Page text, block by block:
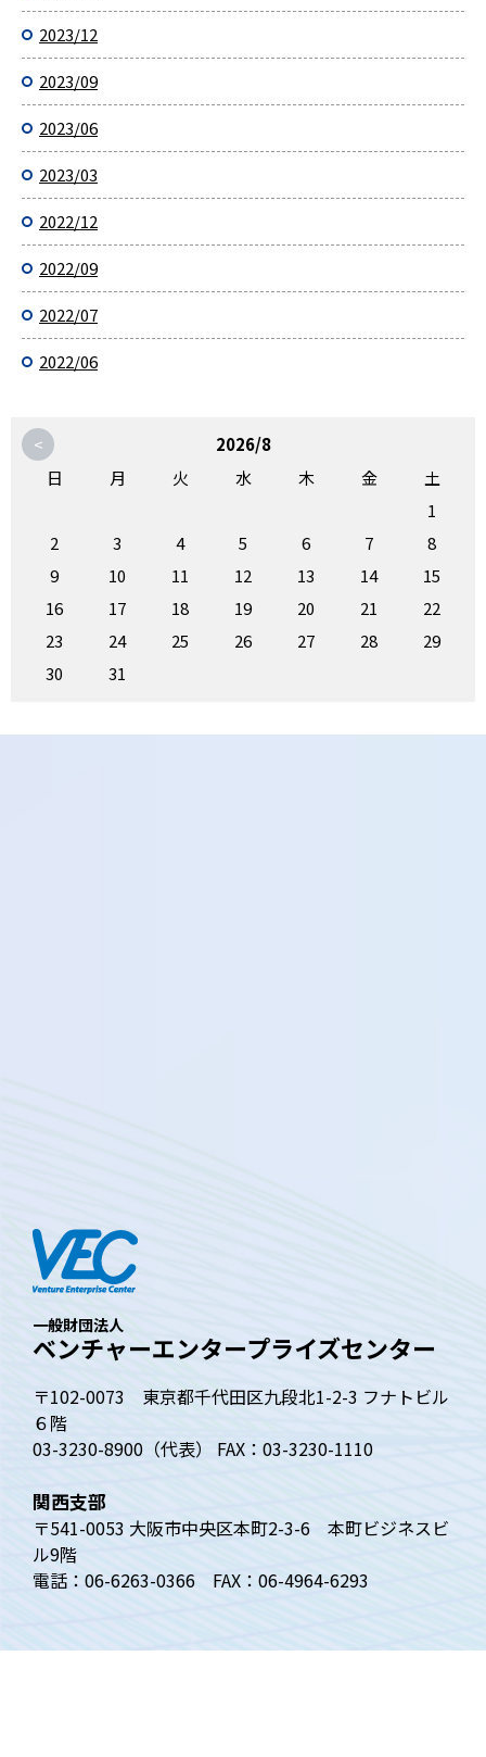
2023/12
2023/09
2023/06
2023/03
2022/12
2022/09
2022/07
2022/06
<
2026/8
日
月 火 水 木 金
土
1
2
3 4 5 6 7
8
9
10 11 12 13 14
15
16
17 18 19 20 21
22
23
24 25 26 27 28
29
30
31
一般財団法人
ベンチャーエンタープライズセンター
〒102-0073 東京都千代田区九段北1-2-3 フナトビル
６階
03-3230-8900（代表） FAX：03-3230-1110
関西支部
〒541-0053 大阪市中央区本町2-3-6 本町ビジネスビ
ル9階
電話：06-6263-0366 FAX：06-4964-6293